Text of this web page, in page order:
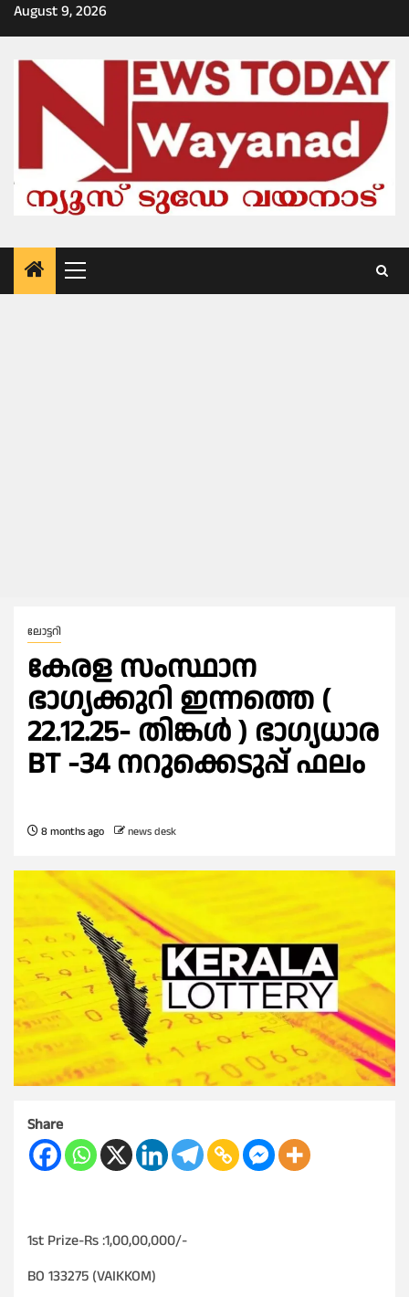
Skip
to
August 9, 2026
Primary
Menu
ലോട്ടറി
കേരള സംസ്ഥാന
ഭാഗ്യക്കുറി ഇന്നത്തെ (
22.12.25- തിങ്കൾ ) ഭാഗ്യധാര
BT -34 നറുക്കെടുപ്പ് ഫലം
8 months ago news desk
Share
1st Prize-Rs :1,00,00,000/-
BO 133275 (VAIKKOM)